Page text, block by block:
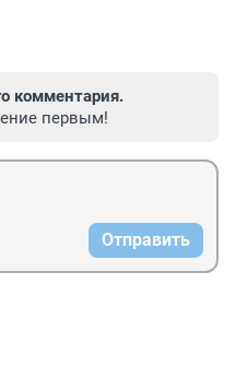
комментария.
первым!
Отправить